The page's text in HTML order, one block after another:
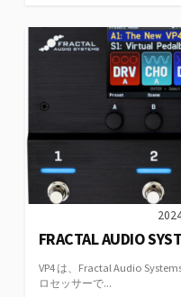
ゴ
リ
FRACTAL AUDIO
VP4 は、Fractal Audio
ロセッサーで...